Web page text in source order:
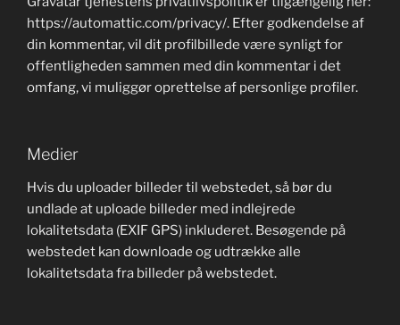
https://automattic.com/privacy/. Efter godkendelse af
din kommentar, vil dit profilbillede være synligt for
offentligheden sammen med din kommentar i det
omfang, vi muliggør oprettelse af personlige profiler.
Medier
Hvis du uploader billeder til webstedet, så bør du
undlade at uploade billeder med indlejrede
lokalitetsdata (EXIF GPS) inkluderet. Besøgende på
webstedet kan downloade og udtrække alle
lokalitetsdata fra billeder på webstedet.